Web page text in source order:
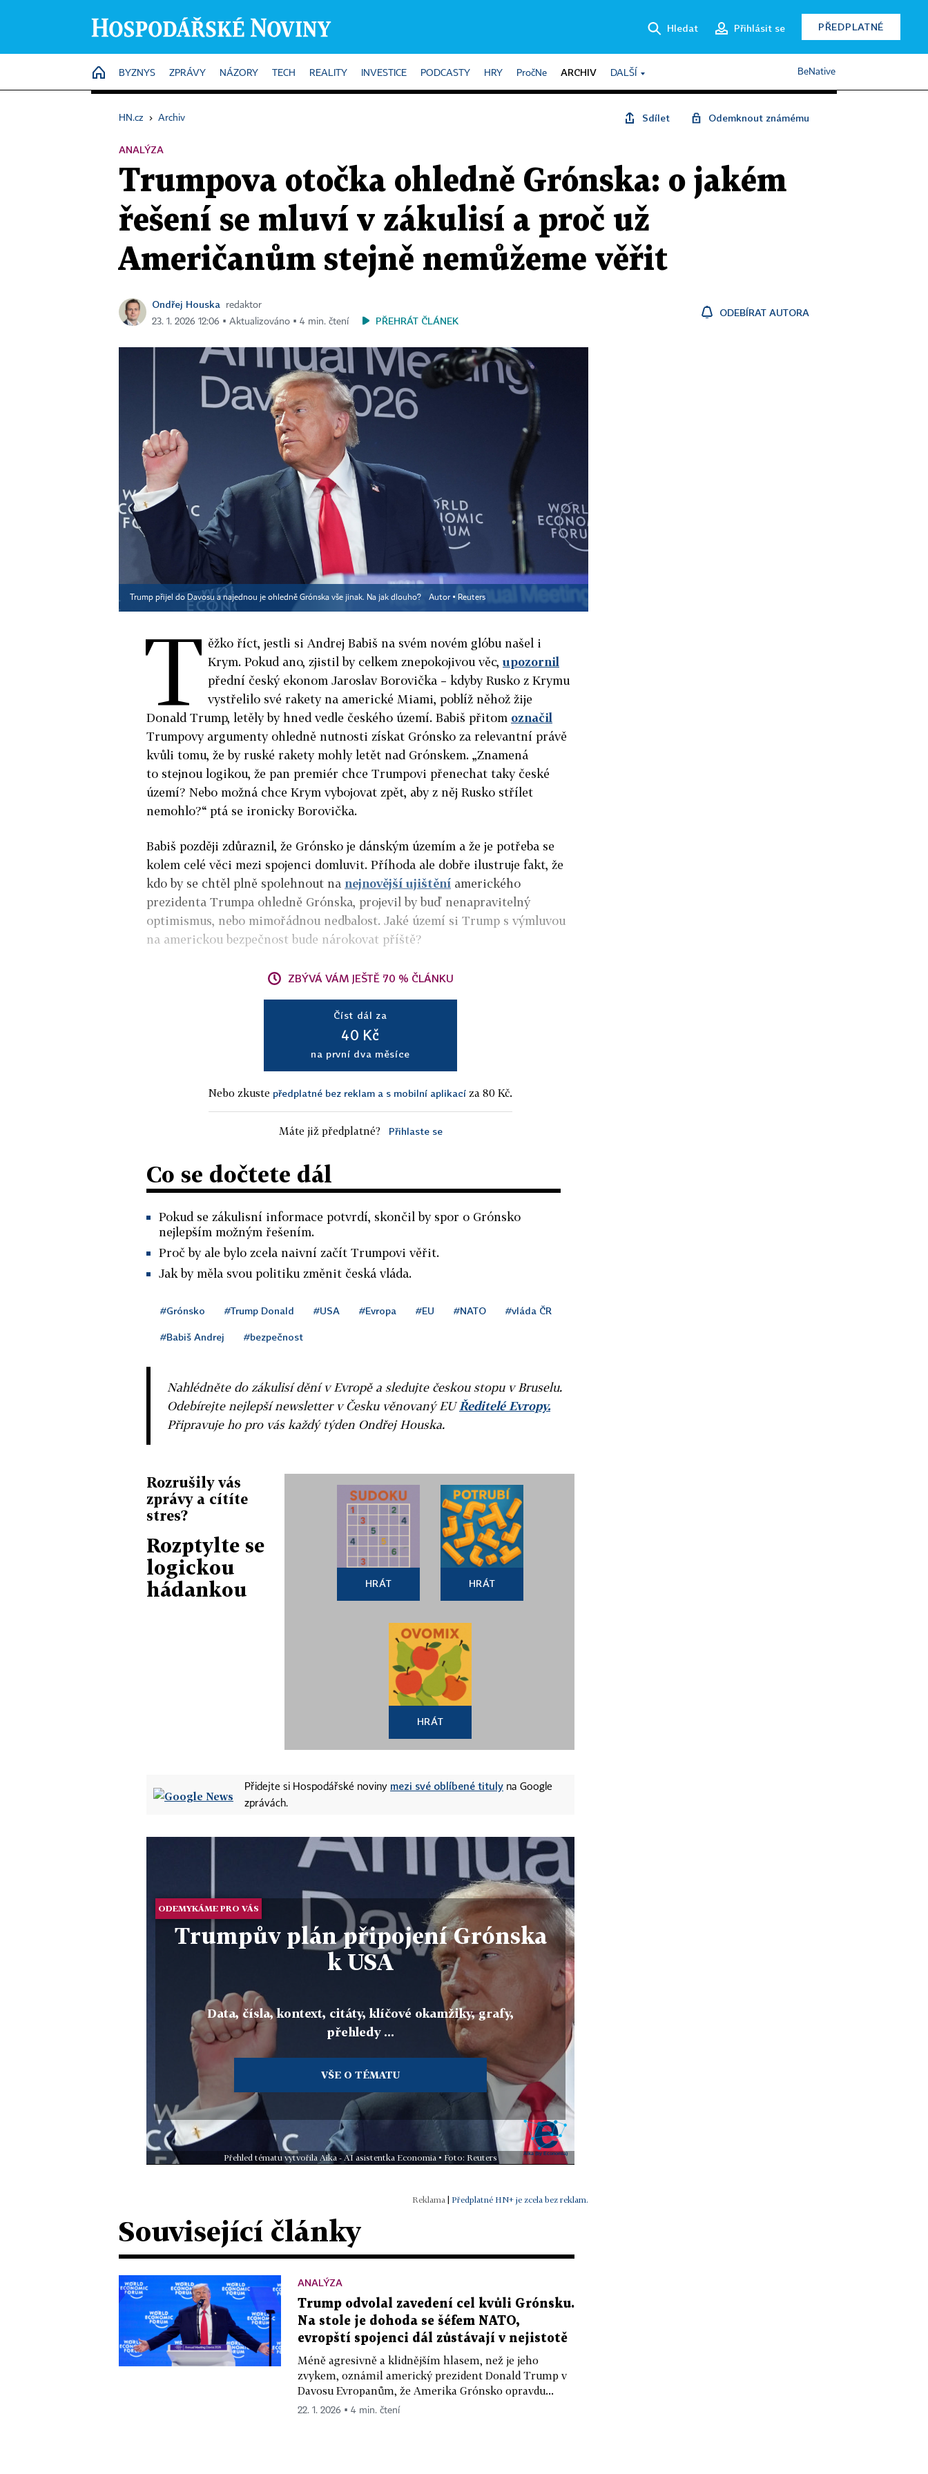
Hledat Přihlásit se PŘEDPLATNÉ
HOME
BYZNYS ZPRÁVY NÁZORY TECH REALITY INVESTICE PODCASTY HRY PročNe ARCHIV DALŠÍ BeNative
HN.cz › Archiv Sdílet Odemknout známému
ANALÝZA
Trumpova otočka ohledně Grónska: o jakém
řešení se mluví v zákulisí a proč už
Američanům stejně nemůžeme věřit
Ondřej Houska
redaktor
23. 1. 2026 12:06 ▪ Aktualizováno ▪ 4 min. čtení
PŘEHRÁT ČLÁNEK
ODEBÍRAT AUTORA
Trump přijel do Davosu a najednou je ohledně Grónska vše jinak. Na jak dlouho? Autor ▪ Reuters
T ěžko říct, jestli si Andrej Babiš na svém novém glóbu našel i
Krym. Pokud ano, zjistil by celkem znepokojivou věc,upozornil
přední český ekonom Jaroslav Borovička – kdyby Rusko z Krymu
vystřelilo své rakety na americké Miami, poblíž něhož žije
Donald Trump, letěly by hned vedle českého území. Babiš přitom označil
Trumpovy argumenty ohledně nutnosti získat Grónsko za relevantní právě
kvůli tomu, že by ruské rakety mohly letět nad Grónskem. „Znamená
to stejnou logikou, že pan premiér chce Trumpovi přenechat taky české
území? Nebo možná chce Krym vybojovat zpět, aby z něj Rusko střílet
nemohlo?“ ptá se ironicky Borovička.
Babiš později zdůraznil, že Grónsko je dánským územím a že je potřeba se
kolem celé věci mezi spojenci domluvit. Příhoda ale dobře ilustruje fakt, že
kdo by se chtěl plně spolehnout na nejnovější ujištění amerického
prezidenta Trumpa ohledně Grónska, projevil by buď nenapravitelný
optimismus, nebo mimořádnou nedbalost. Jaké území si Trump s výmluvou
na americkou bezpečnost bude nárokovat příště?
ZBÝVÁ VÁM JEŠTĚ 70 % ČLÁNKU
Číst dál za
40 Kč
na první dva měsíce
Nebo zkuste předplatné bez reklam a s mobilní aplikací za 80 Kč.
Máte již předplatné? Přihlaste se
Co se dočtete dál
Pokud se zákulisní informace potvrdí, skončil by spor o Grónsko
nejlepším možným řešením.
Proč by ale bylo zcela naivní začít Trumpovi věřit.
Jak by měla svou politiku změnit česká vláda.
#Grónsko #Trump Donald #USA #Evropa #EU #NATO #vláda ČR
#Babiš Andrej #bezpečnost
Nahlédněte do zákulisí dění v Evropě a sledujte českou stopu v Bruselu.
Odebírejte nejlepší newsletter v Česku věnovaný EUŘeditelé Evropy.
Připravuje ho pro vás každý týden Ondřej Houska.
Rozrušily vás
zprávy a cítíte
stres?
Rozptylte se
logickou
hádankou
HRÁT HRÁT
HRÁT
Přidejte si Hospodářské noviny mezi své oblíbené tituly na Google
zprávách.
ODEMYKÁME PRO VÁS
Trumpův plán připojení Grónska
k USA
Data, čísla, kontext, citáty, klíčové okamžiky, grafy,
přehledy ...
VŠE O TÉMATU
Přehled tématu vytvořila Aika - AI asistentka Economia • Foto: Reuters
Předplatné HN+ je zcela bez reklam.
Související články
ANALÝZA
Trump odvolal zavedení cel kvůli Grónsku.
Na stole je dohoda se šéfem NATO,
evropští spojenci dál zůstávají v nejistotě
Méně agresivně a klidnějším hlasem, než je jeho
zvykem, oznámil americký prezident Donald Trump v
Davosu Evropanům, že Amerika Grónsko opravdu...
22. 1. 2026 ▪ 4 min. čtení